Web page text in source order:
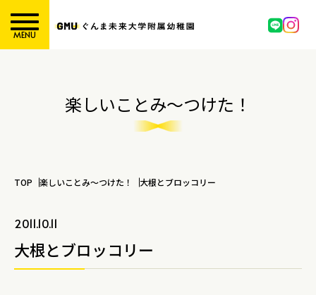
MENU
楽しいことみ～つけた！
TOP 楽しいことみ～つけた！ 大根とブロッコリー
2011.10.11
大根とブロッコリー